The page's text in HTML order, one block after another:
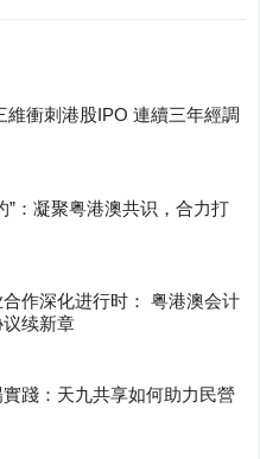
維衝刺港股IPO 連續三年經調
”：凝聚粤港澳共识，合力打
作深化进行时： 粤港澳会计
续新章
踐：天九共享如何助力民營